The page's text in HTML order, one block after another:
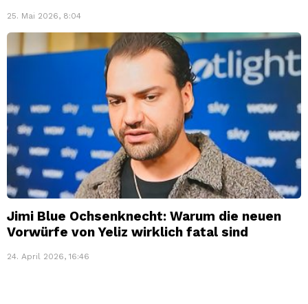
25. Mai 2026, 8:04
Jimi Blue Ochsenknecht: Warum die neuen
Vorwürfe von Yeliz wirklich fatal sind
24. April 2026, 16:46